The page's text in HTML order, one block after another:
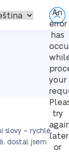
An
error
has
your
try
later
or
slovy – rychlé,
dostal jsem